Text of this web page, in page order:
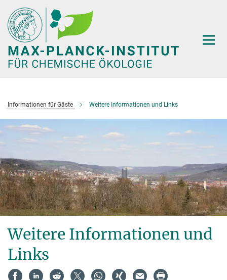
Hauptinhalt
Informationen für Gäste Weitere Informationen und Links
Weitere Informationen und
Links